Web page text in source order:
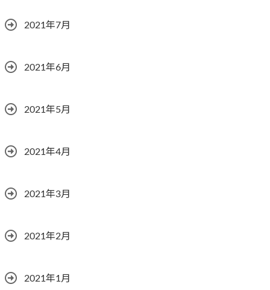
2021年7月
2021年6月
2021年5月
2021年4月
2021年3月
2021年2月
2021年1月